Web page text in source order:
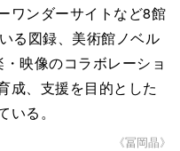
ワンダーサイトなど8館
る図録、美術館ノベル
映像のコラボレーショ
成、支援を目的とした
る。
《冨岡晶》